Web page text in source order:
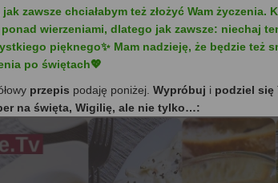
zawsze chciałabym też złożyć Wam
wierzeniami, dlatego jak zawsze: niechaj
pięknego✨ Mam nadzieję, że będzie też
po świętach💖
przepis podaję poniżej. Wypróbuj i podziel się
na święta, Wigilię, ale nie tylko…: